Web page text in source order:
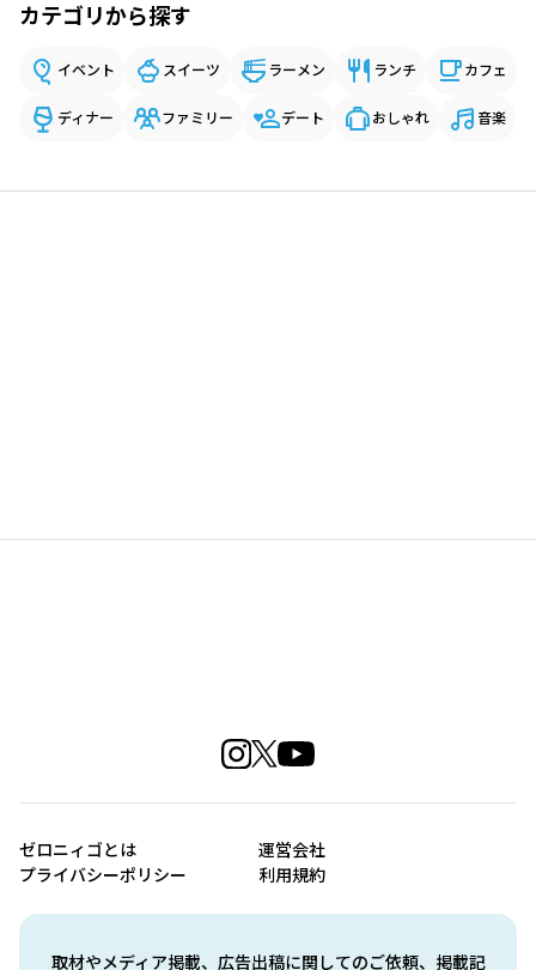
カテゴリから探す
イベント スイーツ ラーメン ランチ カフェ
ディナー ファミリー デート おしゃれ 音楽
取材やメディア掲載、広告出稿に関してのご依頼、掲載記
ゼロニィゴとは
運営会社
プライバシーポリシー
利用規約